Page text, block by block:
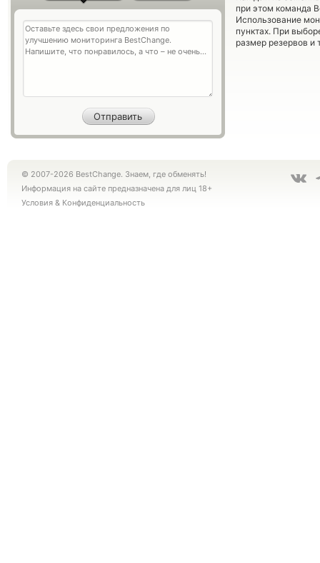
при этом команда
Использование
пунктах. При
размер резервов и
© 2007-2026 BestChange. Знаем, где обменять!
Информация на сайте предназначена для лиц 18+
Условия & Конфиденциальность